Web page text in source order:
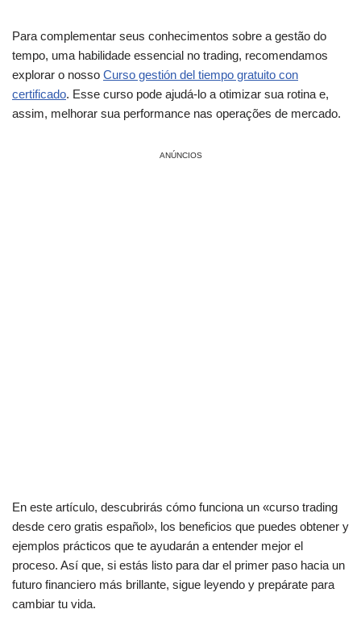
Para complementar seus conhecimentos sobre a gestão do
tempo, uma habilidade essencial no trading, recomendamos
explorar o nosso Curso gestión del tiempo gratuito con
certificado. Esse curso pode ajudá-lo a otimizar sua rotina e,
assim, melhorar sua performance nas operações de mercado.
ANÚNCIOS
En este artículo, descubrirás cómo funciona un «curso trading
desde cero gratis español», los beneficios que puedes obtener y
ejemplos prácticos que te ayudarán a entender mejor el
proceso. Así que, si estás listo para dar el primer paso hacia un
futuro financiero más brillante, sigue leyendo y prepárate para
cambiar tu vida.